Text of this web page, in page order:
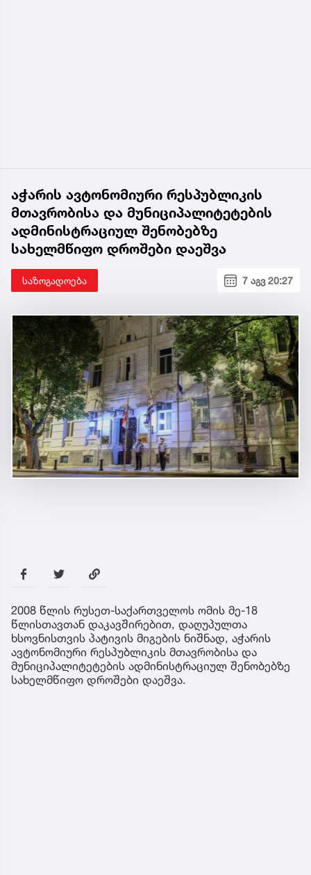
აჭარის ავტონომიური რესპუბლიკის
მთავრობისა და მუნიციპალიტეტების
ადმინისტრაციულ შენობებზე
სახელმწიფო დროშები დაეშვა
საზოგადოება 7 აგვ 20:27
2008 წლის რუსეთ-საქართველოს ომის მე-18
წლისთავთან დაკავშირებით, დაღუპულთა
ხსოვნისთვის პატივის მიგების ნიშნად, აჭარის
ავტონომიური რესპუბლიკის მთავრობისა და
მუნიციპალიტეტების ადმინისტრაციულ შენობებზე
სახელმწიფო დროშები დაეშვა.